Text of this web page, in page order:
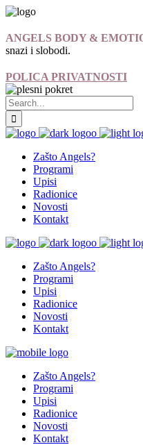
ANGELS BODY &
snazi i slobodi.
POLICA PRIVATNOSTI
Zašto Angels?
Programi
Upisi
Radionice
Novosti
Kontakt
Zašto Angels?
Programi
Upisi
Radionice
Novosti
Kontakt
Zašto Angels?
Programi
Upisi
Radionice
Novosti
Kontakt